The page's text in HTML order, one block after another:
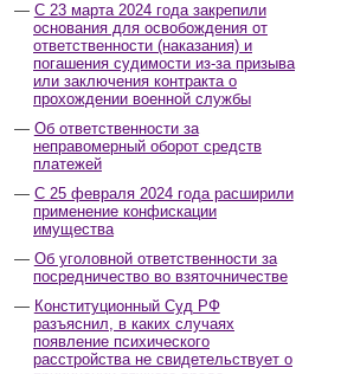
С 23 марта 2024 года закрепили
основания для освобождения от
ответственности (наказания) и
погашения судимости из-за призыва
или заключения контракта о
прохождении военной службы
Об ответственности за
неправомерный оборот средств
платежей
С 25 февраля 2024 года расширили
применение конфискации
имущества
Об уголовной ответственности за
посредничество во взяточничестве
Конституционный Суд РФ
разъяснил, в каких случаях
появление психического
расстройства не свидетельствует о